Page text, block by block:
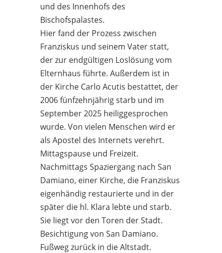
und des Innenhofs des
Bischofspalastes.
Hier fand der Prozess zwischen
Franziskus und seinem Vater statt,
der zur endgültigen Loslösung vom
Elternhaus führte. Außerdem ist in
der Kirche Carlo Acutis bestattet, der
2006 fünfzehnjährig starb und im
September 2025 heiliggesprochen
wurde. Von vielen Menschen wird er
als Apostel des Internets verehrt.
Mittagspause und Freizeit.
Nachmittags Spaziergang nach San
Damiano, einer Kirche, die Franziskus
eigenhändig restaurierte und in der
später die hl. Klara lebte und starb.
Sie liegt vor den Toren der Stadt.
Besichtigung von San Damiano.
Fußweg zurück in die Altstadt.